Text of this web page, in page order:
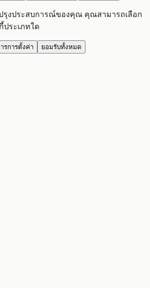
รุงประสบการณ์ของคุณ คุณสามารถเลือก
ระเภทใด
รการตั้งค่า ยอมรับทั้งหมด